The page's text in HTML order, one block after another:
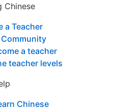
Chinese
a Teacher
a teacher
teacher levels
Chinese